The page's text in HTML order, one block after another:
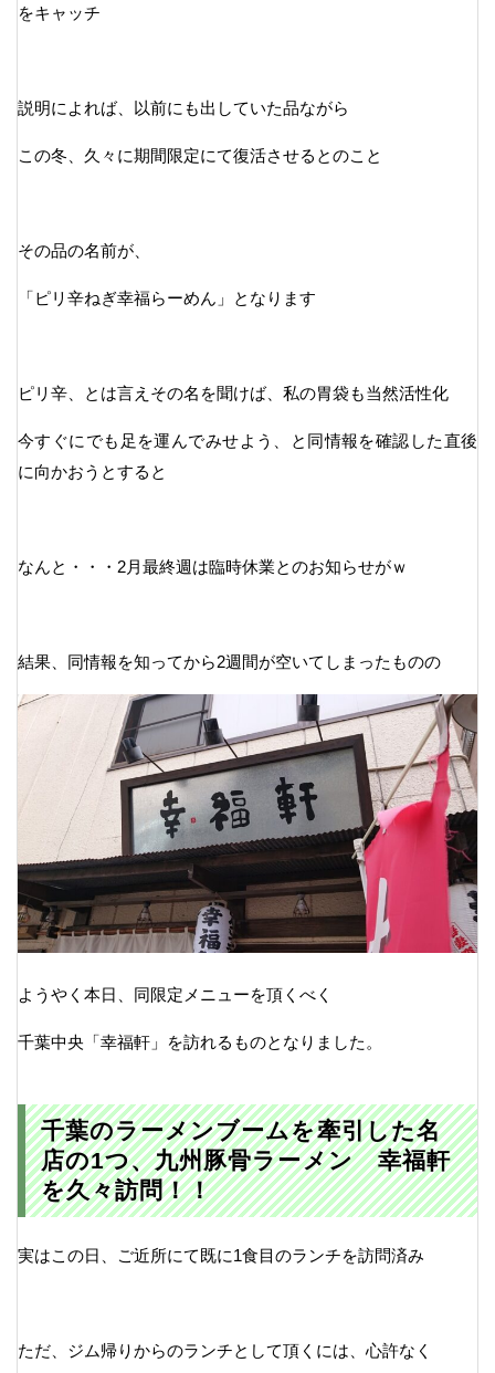
をキャッチ
説明によれば、以前にも出していた品ながら
この冬、久々に期間限定にて復活させるとのこと
その品の名前が、
「ピリ辛ねぎ幸福らーめん」となります
ピリ辛、とは言えその名を聞けば、私の胃袋も当然活性化
今すぐにでも足を運んでみせよう、と同情報を確認した直後
に向かおうとすると
なんと・・・2月最終週は臨時休業とのお知らせがｗ
結果、同情報を知ってから2週間が空いてしまったものの
ようやく本日、同限定メニューを頂くべく
千葉中央「幸福軒」を訪れるものとなりました。
千葉のラーメンブームを牽引した名
店の1つ、九州豚骨ラーメン 幸福軒
を久々訪問！！
実はこの日、ご近所にて既に1食目のランチを訪問済み
ただ、ジム帰りからのランチとして頂くには、心許なく